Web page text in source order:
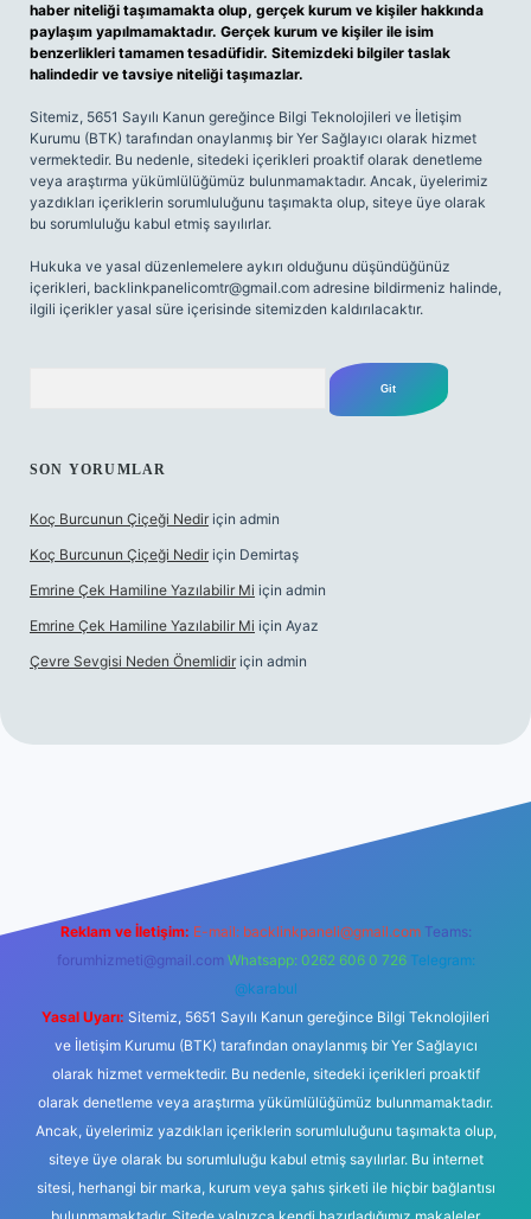
haber niteliği taşımamakta olup, gerçek kurum ve kişiler hakkında
paylaşım yapılmamaktadır. Gerçek kurum ve kişiler ile isim
benzerlikleri tamamen tesadüfidir. Sitemizdeki bilgiler taslak
halindedir ve tavsiye niteliği taşımazlar.
Sitemiz, 5651 Sayılı Kanun gereğince Bilgi Teknolojileri ve İletişim
Kurumu (BTK) tarafından onaylanmış bir Yer Sağlayıcı olarak hizmet
vermektedir. Bu nedenle, sitedeki içerikleri proaktif olarak denetleme
veya araştırma yükümlülüğümüz bulunmamaktadır. Ancak, üyelerimiz
yazdıkları içeriklerin sorumluluğunu taşımakta olup, siteye üye olarak
bu sorumluluğu kabul etmiş sayılırlar.
Hukuka ve yasal düzenlemelere aykırı olduğunu düşündüğünüz
içerikleri, backlinkpanelicomtr@gmail.com adresine bildirmeniz halinde,
ilgili içerikler yasal süre içerisinde sitemizden kaldırılacaktır.
SON YORUMLAR
Koç Burcunun Çiçeği Nedir için admin
Koç Burcunun Çiçeği Nedir için Demirtaş
Emrine Çek Hamiline Yazılabilir Mi için admin
Emrine Çek Hamiline Yazılabilir Mi için Ayaz
Çevre Sevgisi Neden Önemlidir için admin
Reklam ve İletişim: E-mail: backlinkpaneli@gmail.com Teams:
forumhizmeti@gmail.com Whatsapp: 0262 606 0 726 Telegram:
@karabul
Yasal Uyarı: Sitemiz, 5651 Sayılı Kanun gereğince Bilgi Teknolojileri
ve İletişim Kurumu (BTK) tarafından onaylanmış bir Yer Sağlayıcı
olarak hizmet vermektedir. Bu nedenle, sitedeki içerikleri proaktif
olarak denetleme veya araştırma yükümlülüğümüz bulunmamaktadır.
Ancak, üyelerimiz yazdıkları içeriklerin sorumluluğunu taşımakta olup,
siteye üye olarak bu sorumluluğu kabul etmiş sayılırlar. Bu internet
sitesi, herhangi bir marka, kurum veya şahıs şirketi ile hiçbir bağlantısı